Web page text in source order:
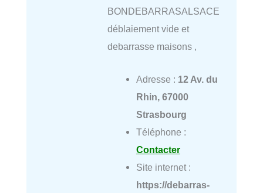
BONDEBARRASALSACE
déblaiement vide et
debarrasse maisons ,
Adresse : 12 Av. du
Rhin, 67000
Strasbourg
Téléphone :
Contacter
Site internet :
https://debarras-